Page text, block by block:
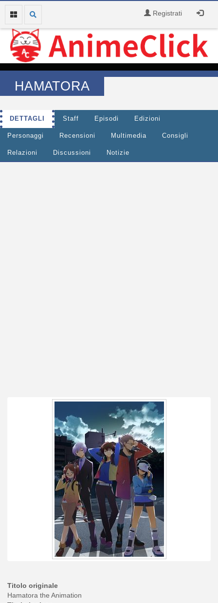
Registrati
HAMATORA
DETTAGLI Staff Episodi Edizioni
Personaggi Recensioni Multimedia Consigli
Relazioni Discussioni Notizie
Titolo originale
Hamatora the Animation